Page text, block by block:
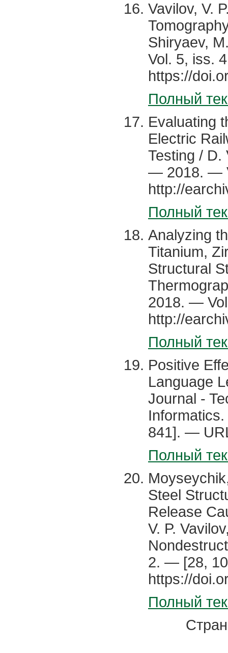
Vavilov, V.
Shiryaev,
Vol. 5, iss.
https://
Полный
Evaluating
Electric
Testing / D.
— 2018. —
http://
Полный
Analyzing
Titanium,
Structural
2018. —
http://
Полный
Positive
Language
Journal -
841]. —
Полный
Steel
Release
V. P.
2. — [28,
https://
Полный